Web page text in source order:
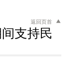
返回页首
间支持民